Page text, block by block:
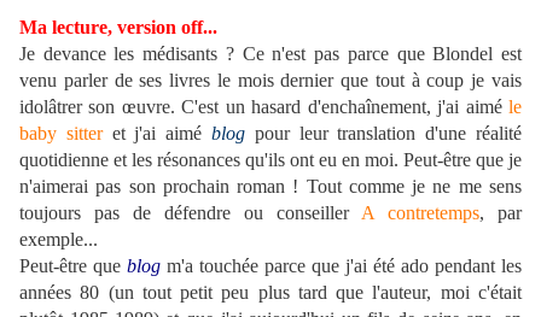
Ma lecture, version off...
Je devance les médisants ? Ce n'est pas parce que Blondel est
venu parler de ses livres le mois dernier que tout à coup je vais
idolâtrer son œuvre. C'est un hasard d'enchaînement, j'ai aimé le
baby sitteret j'ai aiméblog pour leur translation d'une réalité
quotidienne et les résonances qu'ils ont eu en moi. Peut-être que je
n'aimerai pas son prochain roman ! Tout comme je ne me sens
toujours pas de défendre ou conseiller A contretemps, par
exemple...
Peut-être que blog m'a touchée parce que j'ai été ado pendant les
années 80 (un tout petit peu plus tard que l'auteur, moi c'était